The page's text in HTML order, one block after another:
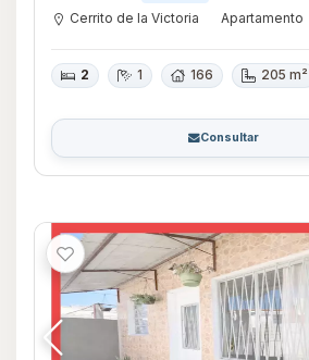
Cerrito de la Victoria Apartamento
2 1 166 205 m²
Consultar